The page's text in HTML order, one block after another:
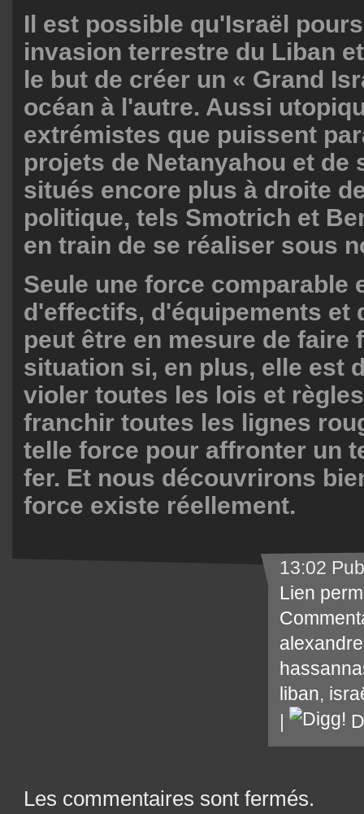
Il est possible qu'Israël
invasion terrestre du Liban
le but de créer un « Grand
océan à l'autre. Aussi
extrémistes que puissent
projets de Netanyahou et de
situés encore plus à droite
politique, tels Smotrich et
en train de se réaliser sous
Seule une force comparable
d'effectifs, d'équipements et
peut être en mesure de faire
situation si, en plus, elle est
violer toutes les lois et
franchir toutes les lignes
telle force pour affronter un
fer. Et nous découvrirons
force existe réellement.
13:02
Lien
liban,
Les commentaires sont fermés.